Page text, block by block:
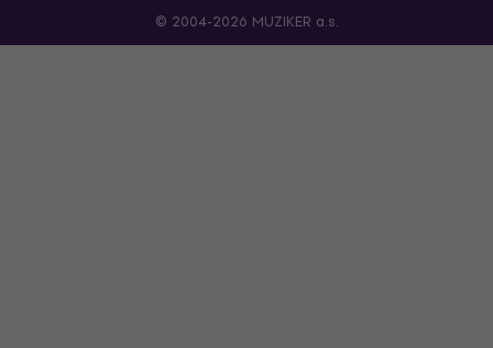
© 2004-2026 MUZIKER a.s.